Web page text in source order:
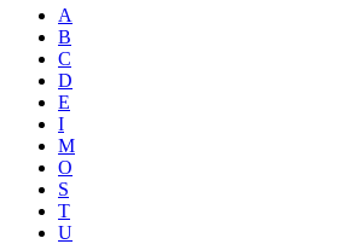
A
B
C
D
E
I
M
O
S
T
U